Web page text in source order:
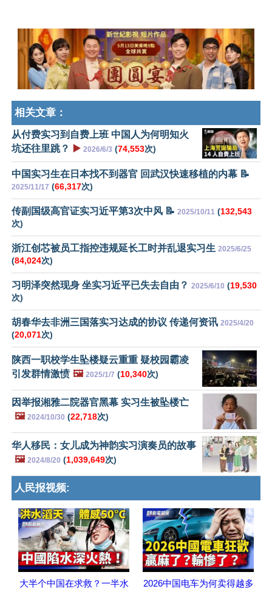
相关文章：
从付费实习到自费上班 中国人为何明知火
坑还往里跳？
▶️ 2026/6/3 (74,553次)
中国实习生在日本找不到器官 回武汉快速移植的内幕 📝
2025/11/17 (66,317次)
传副国级高官证实习近平第3次中风 📝 2025/10/11 (132,543
次)
浙江创芯被员工指控违规延长工时并乱退实习生 2025/6/25
(84,024次)
习明泽突然现身 坐实习近平已失去自由？ 2025/6/10 (19,530
次)
胡春华去非洲三国落实习达成的协议 传递何资讯 2025/4/20
(20,071次)
陕西一职校学生坠楼疑云重重 疑校园霸凌
引发群情激愤 🖼️ 2025/1/7 (10,340次)
因举报湘雅二院器官黑幕 实习生被坠楼亡
🖼️ 2024/10/30 (22,718次)
华人移民：女儿成为神韵实习演奏员的故事
🖼️ 2024/8/20 (1,039,649次)
人民报视频:
大半个中国在求救？一半水
2026中国电车为何卖得越多